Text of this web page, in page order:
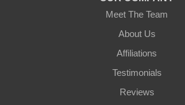
Meet The Team
About Us
Affiliations
Testimonials
Reviews